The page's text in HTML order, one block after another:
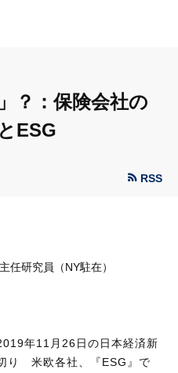
？：保険会社の
ESG
RSS
任研究員（NY駐在）
年11月26日の日本経済新
り 米欧各社、『ESG』で